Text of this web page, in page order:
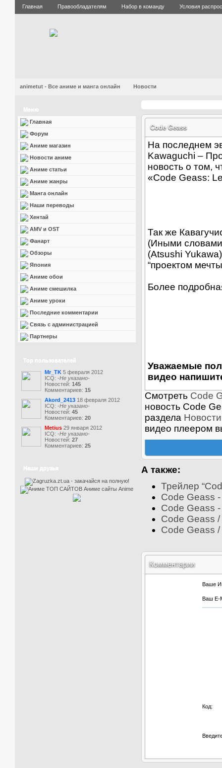
Главная Правообладателям Набор в команду Условия
animetut - Все аниме и манга онлайн Новости
Меню
Главная
Форум
Аниме магазин
Новости аниме
Аниме статьи
Аниме жанры
Манга онлайн
Наши переводы
Хентай
AMV и OST
Фанарт
Обзоры
Япония
Аниме обои
Аниме смешилка
Аниме уроки
Последние комментарии
Связь с администрацией
Партнеры
Top пользователей
Mr_TK 5 февраля 2012
ICQ: -Не указано-
Новостей: 145
Комментариев: 15
Akord_2413 18 февраля 2012
ICQ: -Не указано-
Новостей: 45
Комментариев: 20
Metius 29 января 2012
ICQ: -Не указано-
Новостей: 27
Комментариев: 25
Наши друзья
Code Geass
На последнем
Kawaguchi –
новость о том,
«Code Geass:
Так же
(Иными
(Atsushi
“проектом
Более
Уважаемые
видео
Смотреть Code
новость Code
раздела Новости
видео плеером
А также:
Трейлер
Code Geass
Code Geass
Code Geass /
Code Geass /
Комментарии
Ваше
Ваш E-
Код: